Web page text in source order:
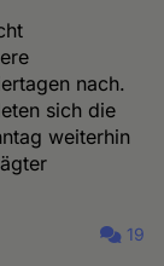
nach.
sich die
weiterhin
19